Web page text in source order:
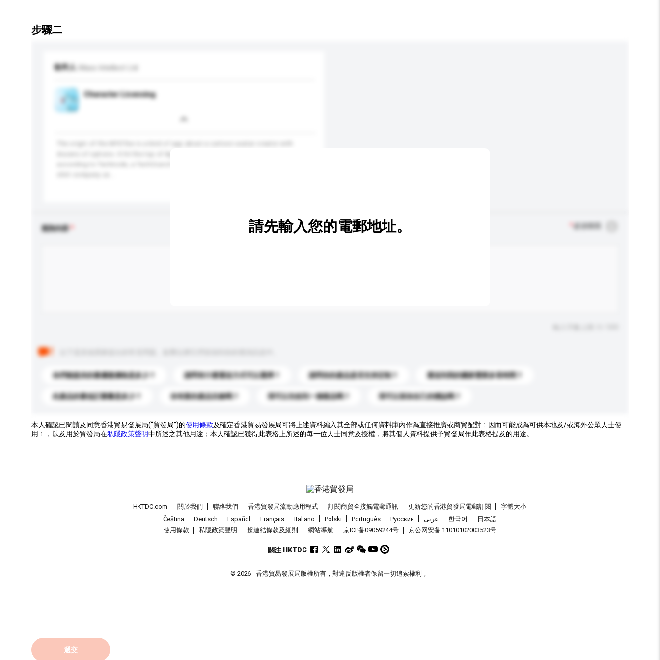
步驟二
收件人
Character Licensing
查詢內容
你們能提供的最優惠價格是多少？ 請問有什麼運送方式可以選擇？ 請問你的產品是否支持定制？ 運送到我的國家需要多長時間？
此產品的最低訂購量是多少？ 你有新的產品目錄嗎？ 我可以先收到一個樣品嗎？ 我可以添加自己的標誌嗎？
請先輸入您的電郵地址。
本人確認已閱讀及同意香港貿易發展局(“貿發局”)的使用條款及確定香港貿易發展局可將上述資料編入其全部或任何資料庫內作為直接推廣或商貿配對﹝因而可能成為可供本地及/或海外公眾人士使
用﹞，以及用於貿發局在私隱政策聲明中所述之其他用途；本人確認已獲得此表格上所述的每一位人士同意及授權，將其個人資料提供予貿發局作此表格提及的用途。
遞交
HKTDC.com 關於我們 聯絡我們 香港貿發局流動應用程式 訂閱商貿全接觸電郵通訊 更新您的香港貿發局電郵訂閱
字體大小
Čeština
Deutsch Español Français Italiano Polski Português Pусский عربى 한국어
日本語
使用條款
私隱政策聲明 超連結條款及細則 網站導航 京ICP备09059244号 京公网安备 11010102003523号
關注 HKTDC
© 2026 香港貿易發展局版權所有，對違反版權者保留一切追索權利 。